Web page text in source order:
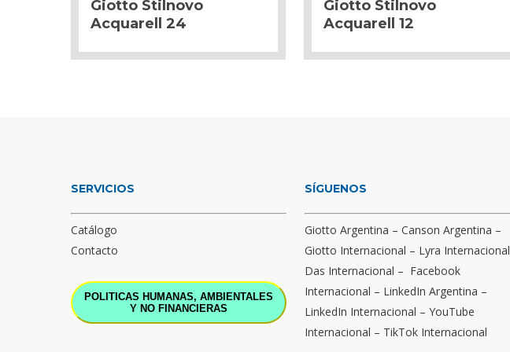
Giotto Stilnovo
Acquarell 24
Giotto Stilnovo
Acquarell 12
SERVICIOS
Catálogo
Contacto
POLITICAS HUMANAS, AMBIENTALES
Y NO FINANCIERAS
SÍGUENOS
Giotto Argentina – Canson Argentina –
Giotto Internacional – Lyra Internacional
Das Internacional – Facebook
Internacional – LinkedIn Argentina –
LinkedIn Internacional – YouTube
Internacional – TikTok Internacional